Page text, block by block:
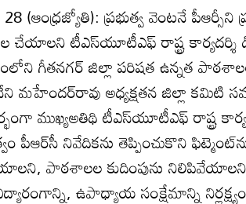
(ఆంధ్రజ్యోతి): ప్రభుత్వ వెంటనే
చేయాలని టీఎస్‌యూటీఎఫ్‌ రాష్ట్ర
గీతనగర్‌ జిల్లా పరిషత ఉన్నత
మహేందర్‌రావు అధ్యక్షతన జిల్లా
ముఖ్యఅతిథి టీఎస్‌యూటీఎఫ్‌ రాష్ట్ర
పీఆర్‌సీ నివేదికను తెప్పించుకొని
పాఠశాలల కుదింపును
విద్యారంగాన్ని, ఉపాధ్యాయ సంక్షేమాన్ని